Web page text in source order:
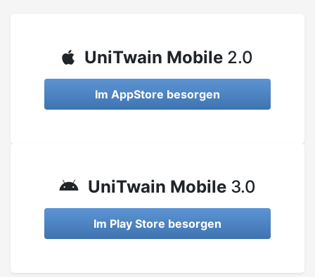
UniTwain Mobile 2.0
Im AppStore besorgen
UniTwain Mobile 3.0
Im Play Store besorgen